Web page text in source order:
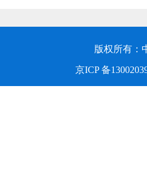
版权所有：
京ICP 备